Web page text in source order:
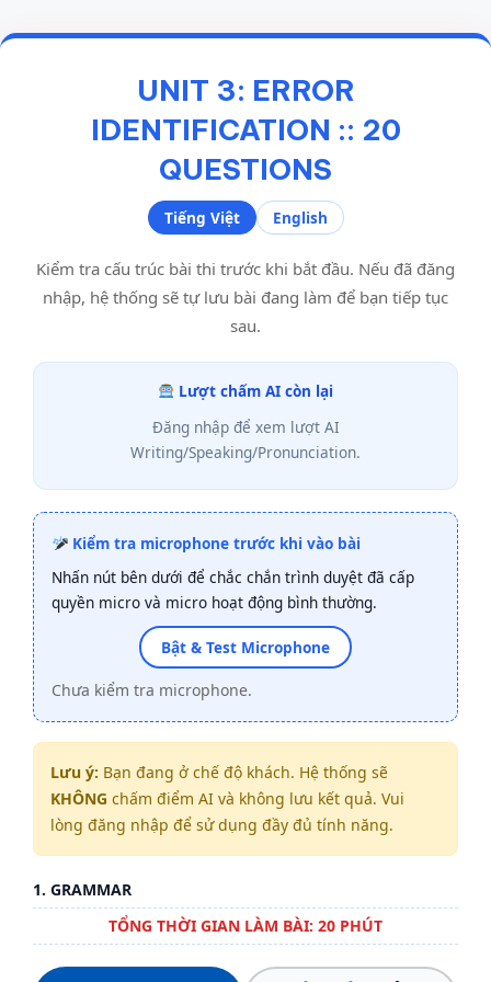
UNIT 3: ERROR
IDENTIFICATION :: 20
QUESTIONS
Tiếng Việt English
Kiểm tra cấu trúc bài thi trước khi bắt đầu. Nếu đã đăng
nhập, hệ thống sẽ tự lưu bài đang làm để bạn tiếp tục
sau.
Lượt chấm AI còn lại
Đăng nhập để xem lượt AI
Writing/Speaking/Pronunciation.
Kiểm tra microphone trước khi vào bài
Nhấn nút bên dưới để chắc chắn trình duyệt đã cấp
quyền micro và micro hoạt động bình thường.
Bật & Test Microphone
Chưa kiểm tra microphone.
Lưu ý: Bạn đang ở chế độ khách. Hệ thống sẽ
KHÔNG chấm điểm AI và không lưu kết quả. Vui
lòng đăng nhập để sử dụng đầy đủ tính năng.
1. GRAMMAR
TỔNG THỜI GIAN LÀM BÀI: 20 PHÚT